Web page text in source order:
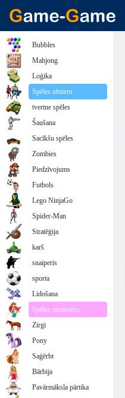
Bubbles
Mahjong
Loģika
Spēles zēniem
tvertne spēles
Šaušana
Sacīkšu spēles
Zombies
Piedzīvojums
Futbols
Lego NinjaGo
Spider-Man
Stratēģija
karš
snaiperis
sporta
Lidošana
Spēles meitenēm
Zirgi
Pony
Saģērbt
Bārbija
Pavārmāksla pārtika